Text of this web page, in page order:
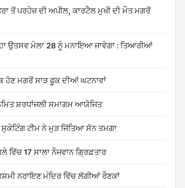
ਤੋਂ ਪਰਹੇਜ਼ ਦੀ ਅਪੀਲ, ਕਾਰਟੈਲ ਮੁਖੀ ਦੀ ਮੌਤ ਮਗਰੋਂ
ਉਤਸਵ ਮੇਲਾ 28 ਨੂੰ ਮਨਾਇਆ ਜਾਵੇਗਾ : ਤਿਆਰੀਆਂ
ਹੋਣ ਮਗਰੋਂ ਸਾੜ ਫੂਕ ਦੀਆਂ ਘਟਨਾਵਾਂ
ਸ਼ਰਧਾਂਜਲੀ ਸਮਾਗਮ ਆਯੋਜਿਤ
ਸੁਕੇਟਿੰਗ ਟੀਮ ਨੇ ਮੁੜ ਜਿੱਤਿਆ ਸੋਨ ਤਮਗਾ
ਵਿੱਚ 17 ਸਾਲਾ ਨੌਜਵਾਨ ਗ੍ਰਿਫ਼ਤਾਰ
ਨਰਾਇਣ ਮੰਦਿਰ ਵਿੱਚ ਲੱਗੀਆਂ ਰੌਣਕਾਂ